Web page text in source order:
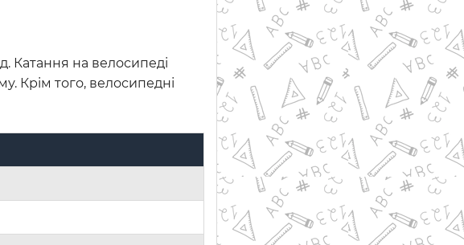
Катання на велосипеді
Крім того, велосипедні